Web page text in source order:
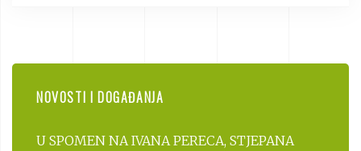
NOVOSTI I DOGAĐANJA
U SPOMEN NA IVANA PERECA, STJEPANA